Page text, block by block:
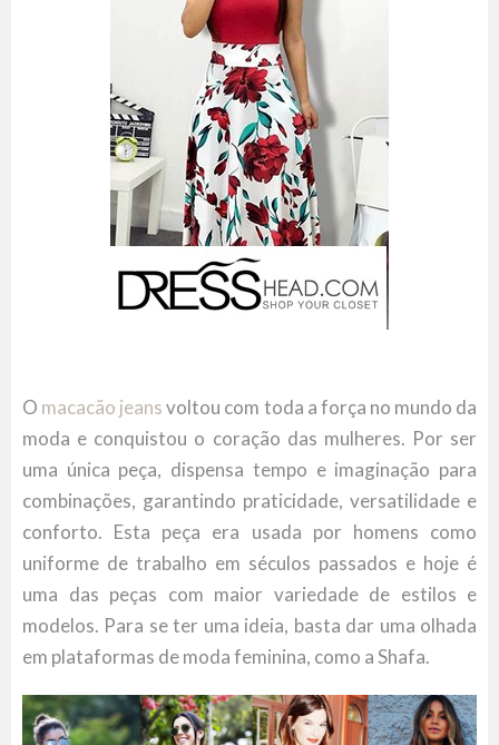
O macacão jeansvoltou com toda a força no mundo da
moda e conquistou o coração das mulheres. Por ser
uma única peça, dispensa tempo e imaginação para
combinações, garantindo praticidade, versatilidade e
conforto. Esta peça era usada por homens como
uniforme de trabalho em séculos passados e hoje é
uma das peças com maior variedade de estilos e
modelos. Para se ter uma ideia, basta dar uma olhada
em plataformas de moda feminina, como a Shafa.